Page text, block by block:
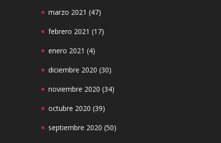
marzo 2021 (47)
febrero 2021 (17)
enero 2021 (4)
diciembre 2020 (30)
noviembre 2020 (34)
octubre 2020 (39)
septiembre 2020 (50)